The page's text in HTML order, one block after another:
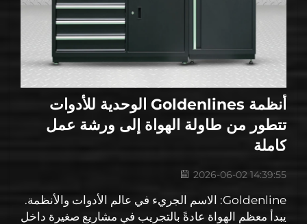
أنظمة Goldenlines الوحدية للأدوات
تتطور من طاولة الهواة إلى ورشة عمل
كاملة
2026-06-02 14:39:55
Goldenline: الاسم الجريء في عالم الأدوات والأنظمة.
يبدأ معظم الهواة عادةً بالتجريب في مشاريع صغيرة داخل